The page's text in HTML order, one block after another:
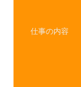
仕事の内容